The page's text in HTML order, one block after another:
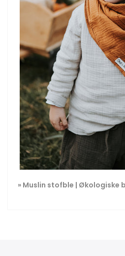
» Muslin stofble | Økologiske